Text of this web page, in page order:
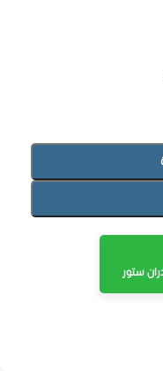
ستور